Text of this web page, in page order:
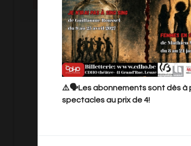
⚠️🗣️Les abonnements sont dès à
spectacles au prix de 4!